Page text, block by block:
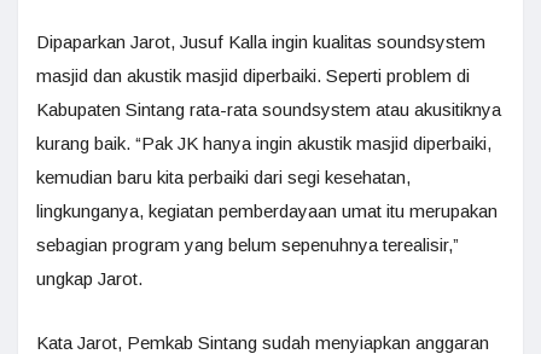
Dipaparkan Jarot, Jusuf Kalla ingin kualitas soundsystem
masjid dan akustik masjid diperbaiki. Seperti problem di
Kabupaten Sintang rata-rata soundsystem atau akusitiknya
kurang baik. “Pak JK hanya ingin akustik masjid diperbaiki,
kemudian baru kita perbaiki dari segi kesehatan,
lingkunganya, kegiatan pemberdayaan umat itu merupakan
sebagian program yang belum sepenuhnya terealisir,”
ungkap Jarot.
Kata Jarot, Pemkab Sintang sudah menyiapkan anggaran